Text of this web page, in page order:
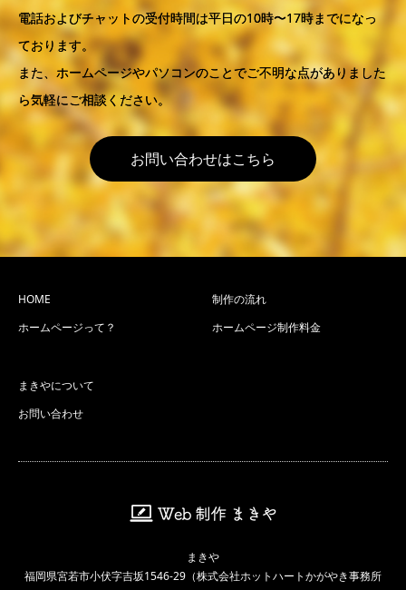
電話およびチャットの受付時間は平日の10時〜17時までになっ
ております。
また、ホームページやパソコンのことでご不明な点がありました
ら気軽にご相談ください。
お問い合わせはこちら
HOME
ホームページって？
制作の流れ
ホームページ制作料金
まきやについて
お問い合わせ
まきや
福岡県宮若市小伏字吉坂1546-29（株式会社ホットハートかがやき事務所